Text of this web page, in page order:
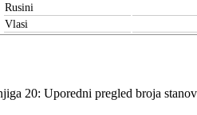
Rusini
Vlasi
20: Uporedni pregled broja